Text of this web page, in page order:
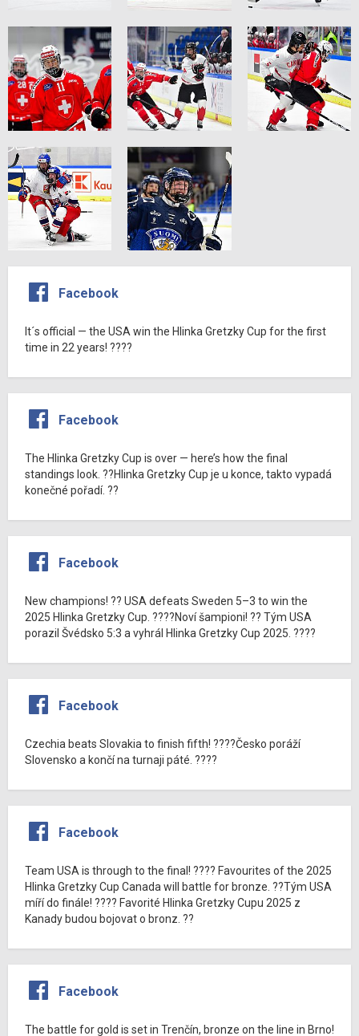
Facebook
It´s official — the USA win the Hlinka Gretzky Cup for the first
time in 22 years! ????
Facebook
The Hlinka Gretzky Cup is over — here’s how the final
standings look. ??Hlinka Gretzky Cup je u konce, takto vypadá
konečné pořadí. ??
Facebook
New champions! ?? USA defeats Sweden 5–3 to win the
2025 Hlinka Gretzky Cup. ????Noví šampioni! ?? Tým USA
porazil Švédsko 5:3 a vyhrál Hlinka Gretzky Cup 2025. ????
Facebook
Czechia beats Slovakia to finish fifth! ????Česko poráží
Slovensko a končí na turnaji páté. ????
Facebook
Team USA is through to the final! ???? Favourites of the 2025
Hlinka Gretzky Cup Canada will battle for bronze. ??Tým USA
míří do finále! ???? Favorité Hlinka Gretzky Cupu 2025 z
Kanady budou bojovat o bronz. ??
Facebook
The battle for gold is set in Trenčín, bronze on the line in Brno!